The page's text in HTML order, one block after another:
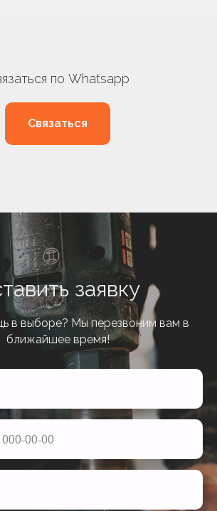
по Whatsapp
Связаться
заявку
в выборе? Мы перезвоним вам в
ближайшее время!